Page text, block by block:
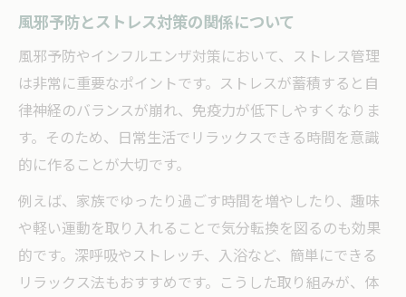
風邪予防とストレス対策の関係について
風邪予防やインフルエンザ対策において、ストレス管理
は非常に重要なポイントです。ストレスが蓄積すると自
律神経のバランスが崩れ、免疫力が低下しやすくなりま
す。そのため、日常生活でリラックスできる時間を意識
的に作ることが大切です。
例えば、家族でゆったり過ごす時間を増やしたり、趣味
や軽い運動を取り入れることで気分転換を図るのも効果
的です。深呼吸やストレッチ、入浴など、簡単にできる
リラックス法もおすすめです。こうした取り組みが、体